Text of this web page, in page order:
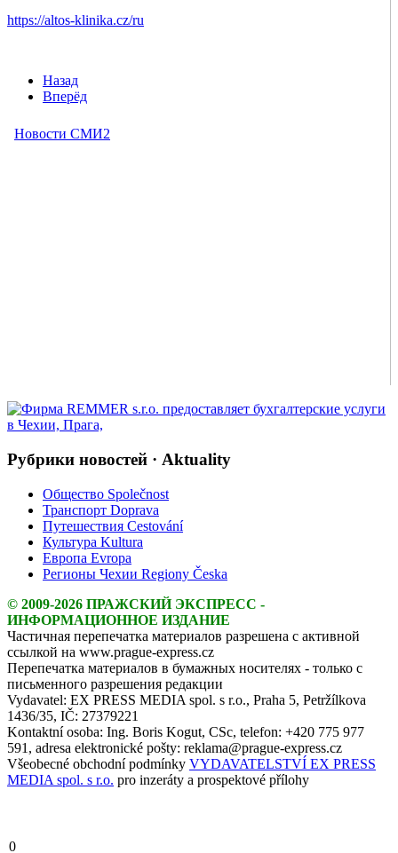
https://altos-klinika.cz/ru
0
Назад
Вперёд
Рубрики новостей · Aktuality
Общество Společnost
Транспорт Doprava
Путешествия Cestování
Культура Kultura
Европа Evropa
Регионы Чехии Regiony Česka
© 2009-2026 ПРАЖСКИЙ ЭКСПРЕСС -
ИНФОРМАЦИОННОЕ ИЗДАНИЕ
Частичная перепечатка материалов разрешена с активной
ссылкой на www.prague-express.cz
Перепечатка материалов в бумажных носителях - только с
письменного разрешения редакции
Vydavatel: EX PRESS MEDIA spol. s r.o., Praha 5, Petržílkova
1436/35, IČ: 27379221
Kontaktní osoba: Ing. Boris Kogut, CSc, telefon: +420 775 977
591, adresa elektronické pošty: reklama@prague-express.cz
Všeobecné obchodní podmínky VYDAVATELSTVÍ EX PRESS
MEDIA spol. s r.o. pro inzeráty a prospektové přílohy